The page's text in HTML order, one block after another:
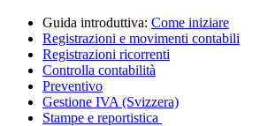
Guida introduttiva: Come iniziare
Registrazioni e movimenti contabili
Registrazioni ricorrenti
Controlla contabilità
Preventivo
Gestione IVA (Svizzera)
Stampe e reportistica